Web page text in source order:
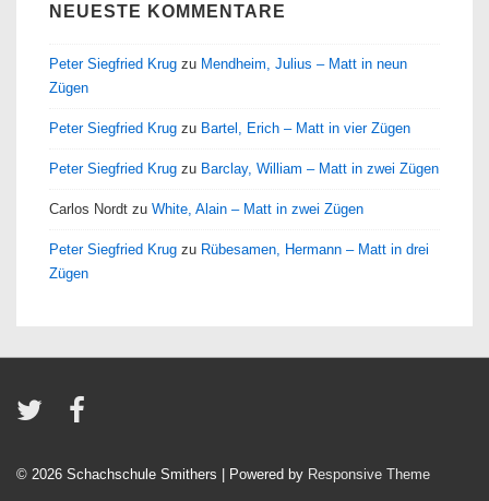
NEUESTE KOMMENTARE
Peter Siegfried Krug zu Mendheim, Julius – Matt in neun
Zügen
Peter Siegfried Krug zu Bartel, Erich – Matt in vier Zügen
Peter Siegfried Krug zu Barclay, William – Matt in zwei Zügen
Carlos Nordt zu White, Alain – Matt in zwei Zügen
Peter Siegfried Krug zu Rübesamen, Hermann – Matt in drei
Zügen
© 2026 Schachschule Smithers | Powered by Responsive Theme